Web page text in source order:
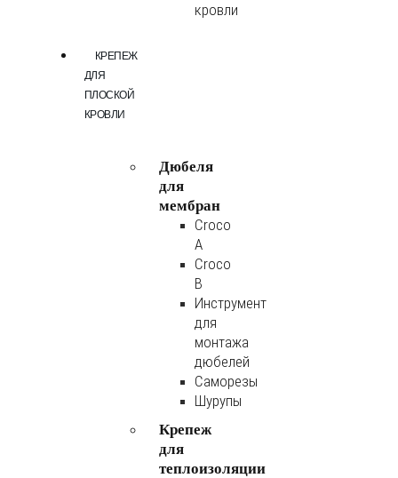
кровли
КРЕПЕЖ
ДЛЯ
ПЛОСКОЙ
КРОВЛИ
Дюбеля
для
мембран
Croco
A
Croco
B
Инструмент
для
монтажа
дюбелей
Саморезы
Шурупы
Крепеж
для
теплоизоляции